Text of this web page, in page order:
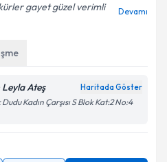
gayet güzel verimli
Devamı
Leyla Ateş Haritada Göster
Kadın Çarşısı S Blok Kat:2 No:4